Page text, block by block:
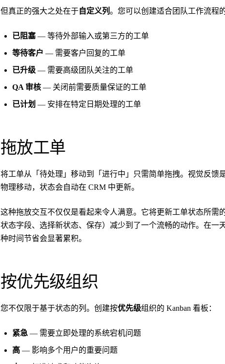
但真正的强大之处在于自定义列。您可以创建适合团队工作流程
已阻塞 — 等待外部输入或第三方的工单
等待客户 — 需要客户回复的工单
已升级 — 需要高级团队关注的工单
QA 审核 — 关闭前需要质量保证的工单
已计划 — 安排在特定日期处理的工单
拖放工单
将工单从「待处理」移动到「进行中」只需简单拖拽。视觉反馈
物理移动，状态会自动在 CRM 中更新。
这种拖放交互不仅仅是看起来令人满意。它将更新工单状态所需
状态字段、选择新状态、保存）减少到了一个流畅的动作。在一
种时间节省会显著累积。
按优先级组织
您不仅限于基于状态的列。创建按优先级组织的 Kanban 看板：
紧急 — 需要立即处理的系统宕机问题
高 — 影响多个用户的重要问题